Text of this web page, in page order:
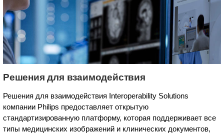
Решения для взаимодействия
Решения для взаимодействия Interoperability Solutions
компании Philips предоставляет открытую
стандартизированную платформу, которая поддерживает все
типы медицинских изображений и клинических документов,